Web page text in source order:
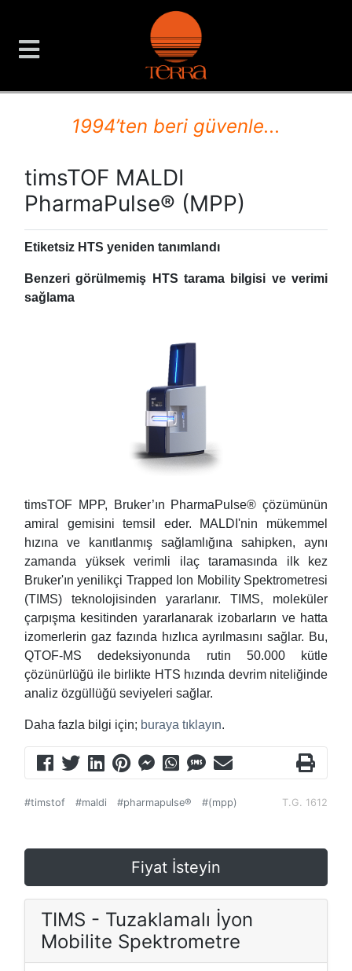
TERRA Analiz ve
1994’ten beri güvenle...
timsTOF MALDI
PharmaPulse® (MPP)
Etiketsiz HTS yeniden tanımlandı
Benzeri görülmemiş HTS tarama bilgisi ve verimi
sağlama
timsTOF MPP, Bruker’ın PharmaPulse® çözümünün
amiral gemisini temsil eder. MALDI'nin mükemmel
hızına ve kanıtlanmış sağlamlığına sahipken, aynı
zamanda yüksek verimli ilaç taramasında ilk kez
Bruker'ın yenilikçi Trapped Ion Mobility Spektrometresi
(TIMS) teknolojisinden yararlanır. TIMS, moleküler
çarpışma kesitinden yararlanarak izobarların ve hatta
izomerlerin gaz fazında hızlıca ayrılmasını sağlar. Bu,
QTOF-MS dedeksiyonunda rutin 50.000 kütle
çözünürlüğü ile birlikte HTS hızında devrim niteliğinde
analiz özgüllüğü seviyeleri sağlar.
Daha fazla bilgi için; buraya tıklayın.
T.G. 1612
#timstof #maldi #pharmapulse® #(mpp)
Fiyat İsteyin
TIMS - Tuzaklamalı İyon
Mobilite Spektrometre